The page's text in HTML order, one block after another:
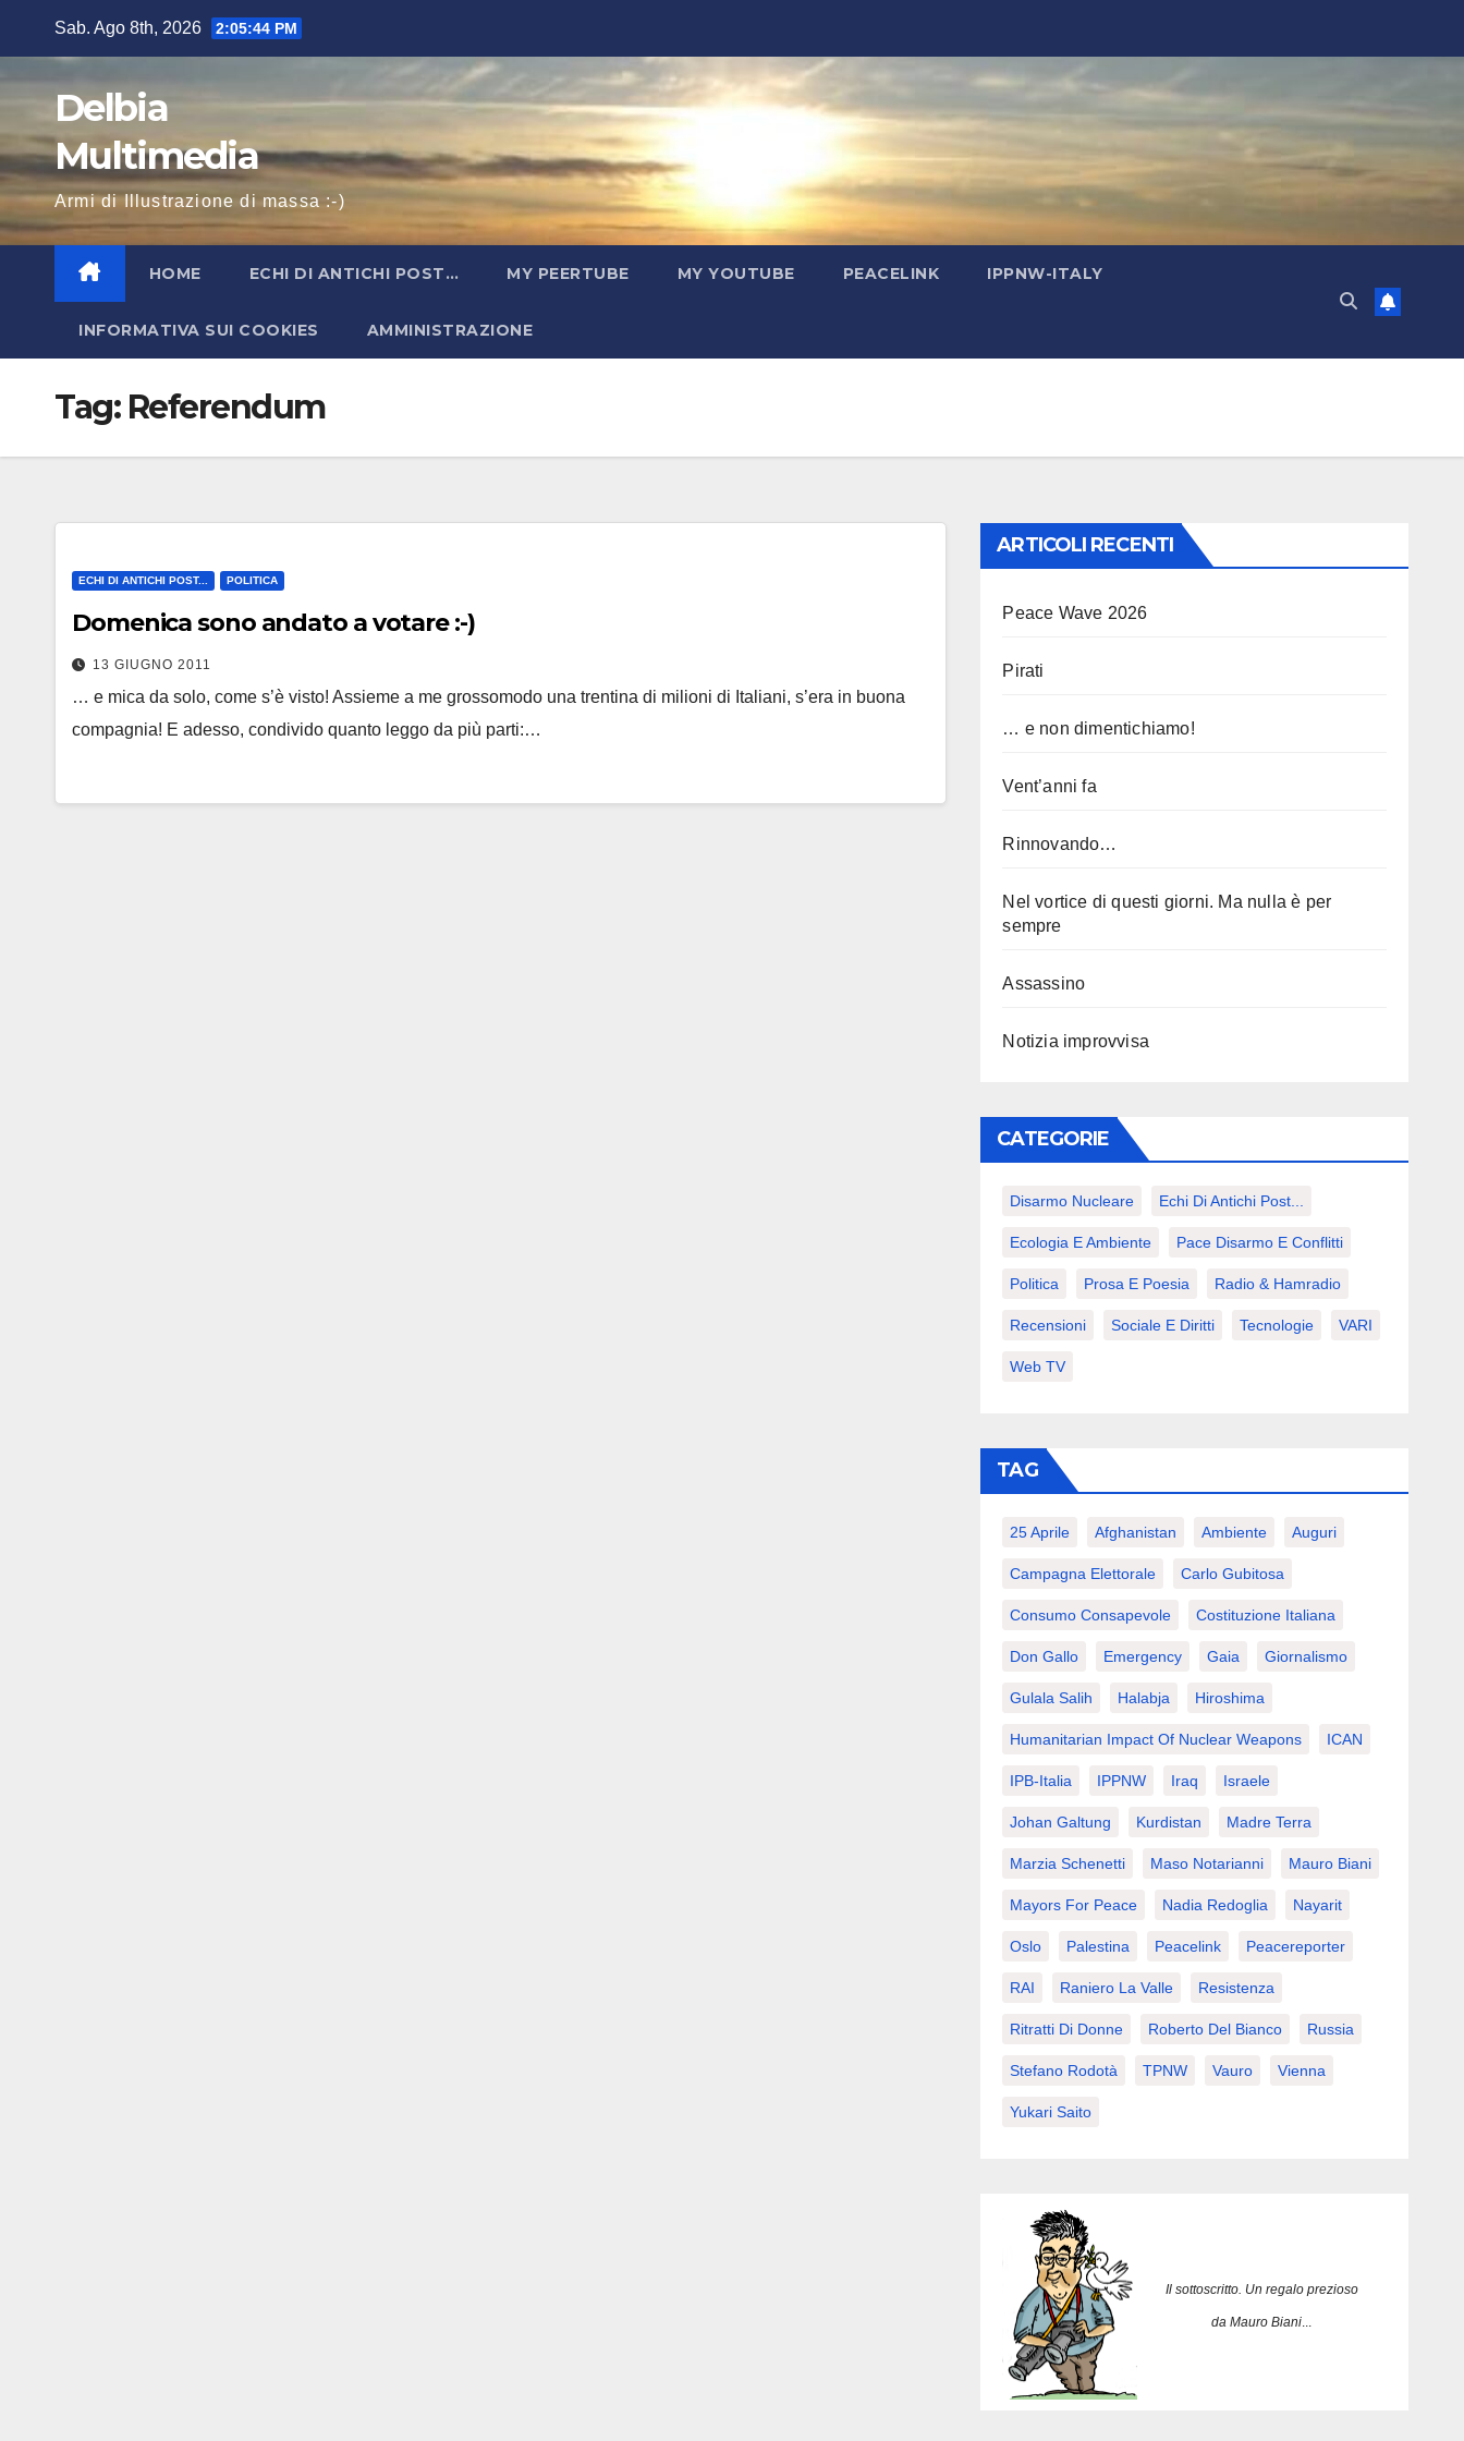
contenuto
Sab. Ago 8th, 2026 2:05:44 PM
Delbia
Multimedia
Armi di Illustrazione di massa :-)
HOME ECHI DI ANTICHI POST… MY PEERTUBE MY YOUTUBE PEACELINK IPPNW-ITALY
INFORMATIVA SUI COOKIES AMMINISTRAZIONE
Tag: Referendum
ECHI DI ANTICHI POST... POLITICA
Domenica sono andato a votare :-)
13 GIUGNO 2011
… e mica da solo, come s’è visto! Assieme a me grossomodo una trentina di milioni di Italiani, s’era in buona
compagnia! E adesso, condivido quanto leggo da più parti:…
ARTICOLI RECENTI
Peace Wave 2026
Pirati
… e non dimentichiamo!
Vent’anni fa
Rinnovando…
Nel vortice di questi giorni. Ma nulla è per
sempre
Assassino
Notizia improvvisa
CATEGORIE
Disarmo Nucleare Echi Di Antichi Post...
Ecologia E Ambiente Pace Disarmo E Conflitti
Politica Prosa E Poesia Radio & Hamradio
Recensioni Sociale E Diritti Tecnologie VARI
Web TV
TAG
25 Aprile Afghanistan Ambiente Auguri
Campagna Elettorale Carlo Gubitosa
Consumo Consapevole Costituzione Italiana
Don Gallo Emergency Gaia Giornalismo
Gulala Salih Halabja Hiroshima
Humanitarian Impact Of Nuclear Weapons ICAN
IPB-Italia IPPNW Iraq Israele
Johan Galtung Kurdistan Madre Terra
Marzia Schenetti Maso Notarianni Mauro Biani
Mayors For Peace Nadia Redoglia Nayarit
Oslo Palestina Peacelink Peacereporter
RAI Raniero La Valle Resistenza
Ritratti Di Donne Roberto Del Bianco Russia
Stefano Rodotà TPNW Vauro Vienna
Yukari Saito
Il sottoscritto. Un regalo prezioso
da Mauro Biani